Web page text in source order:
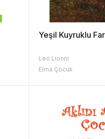
Yeşil Kuyruklu
Leo Lionni
Elma Çocuk